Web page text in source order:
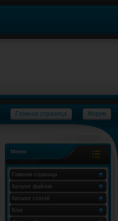
Главная страница Форум
Меню
Главная страница
Каталог файлов
Каталог статей
Блог